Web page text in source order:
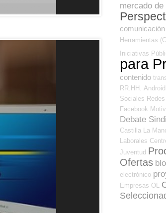
mercado de
comunicación
Herramientas
Iniciativas
para
contenido
RR.HH.
Android
Sociales
Facebook
Debate
Castilla La
Laborales
Juventud
Ofertas
electrónico
Empresas OL